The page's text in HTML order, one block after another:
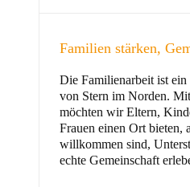
Familien stärken,
Die Familienarbeit ist ein
von Stern im Norden.
möchten wir Eltern,
Frauen einen Ort bieten,
willkommen sind,
echte Gemeinschaft